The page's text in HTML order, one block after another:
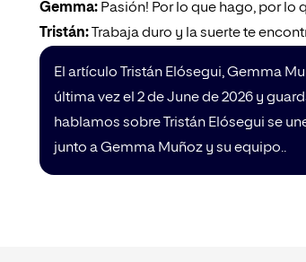
Gemma: Pasión! Por lo que hago, por lo
Tristán: Trabaja duro y la suerte te
El artículo Tristán Elósegui, Gemma
última vez el 2 de June de 2026 y
hablamos sobre Tristán Elósegui se
junto a Gemma Muñoz y su equipo..